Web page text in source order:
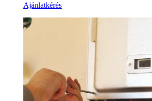
Ajánlatkérés